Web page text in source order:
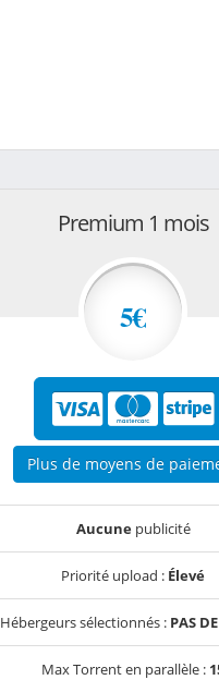
Premium 1 mois
5€
Plus de moyens de
Aucunepublicité
Priorité upload : Élevé
Hébergeurs sélectionnés : PAS
Max Torrent en parallèle :